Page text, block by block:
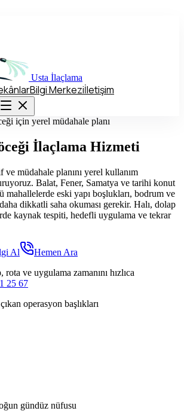
Usta İlaçlama
Bilgi Merkeziİletişim
Mekânlar Bilgi Merkezi
için yerel müdahale planı
İlaçlama Hizmeti
müdahale planını yerel kullanım
Balat, Fener, Samatya ve tarihi konut
mahallelerde eski yapı boşlukları, bodrum ve
dikkatli saha okuması gerekir. Halı, dolap
kaynak tespiti, hedefli uygulama ve tekrar
Al
Hemen Ara
ve uygulama zamanını hızlıca
25 67
operasyon başlıkları
gündüz nüfusu